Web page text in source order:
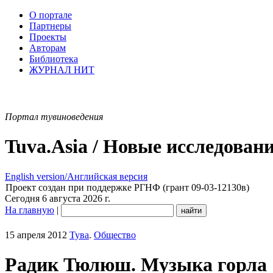
О портале
Партнеры
Проекты
Авторам
Библиотека
ЖУРНАЛ НИТ
Портал тувиноведения
Tuva.Asia / Новые
English version/Английская версия
Проект создан при поддержке РГНФ (грант 09-03-12130в)
Сегодня 6 августа 2026 г.
На главную |
15 апреля 2012 Тува. Общество
Радик Тюлюш. Музыка горла